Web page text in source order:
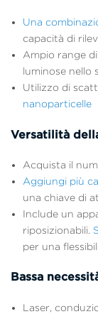
Una
capacità di
Ampio range
luminose nello
Utilizzo di
nanoparticelle
Versatilità
Acquista il
Aggiungi più
una chiave di
Include un
riposizionabili.
per una
Bassa
Laser,